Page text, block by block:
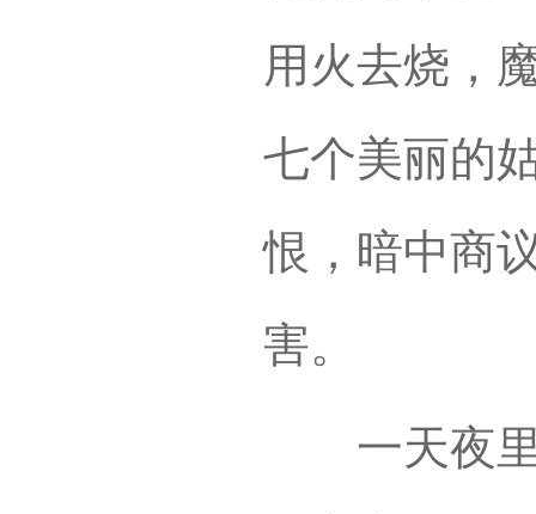
用火去烧，
七个美丽的
恨，暗中商
害。
一天夜里